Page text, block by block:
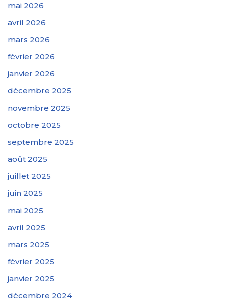
mai 2026
avril 2026
mars 2026
février 2026
janvier 2026
décembre 2025
novembre 2025
octobre 2025
septembre 2025
août 2025
juillet 2025
juin 2025
mai 2025
avril 2025
mars 2025
février 2025
janvier 2025
décembre 2024